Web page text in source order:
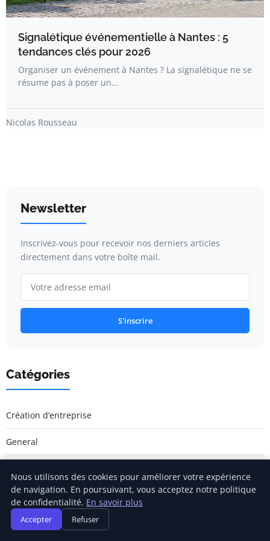
Signalétique événementielle à Nantes : 5
tendances clés pour 2026
Organiser un événement à Nantes ? La signalétique ne se
résume pas à poser un…
Nicolas Rousseau
Newsletter
Inscrivez-vous pour recevoir nos derniers articles
directement dans votre boîte mail.
S'inscrire
Catégories
Création d’entreprise
General
Innovation et technologie
Juridique et fiscalité
Nous utilisons des cookies pour améliorer votre expérience
de navigation. En poursuivant, vous acceptez notre politique
de confidentialité. En savoir plus
Accepter Refuser